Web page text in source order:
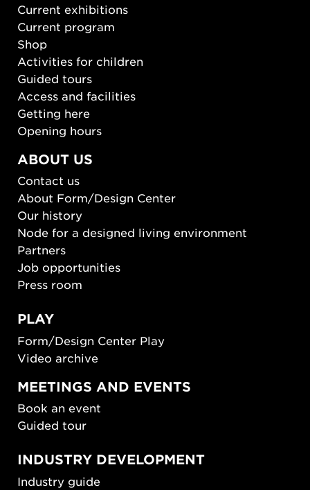
Current exhibitions
Current program
Shop
Activities for children
Guided tours
Access and facilities
Getting here
Opening hours
ABOUT US
Contact us
About Form/Design Center
Our history
Node for a designed living environment
Partners
Job opportunities
Press room
PLAY
Form/Design Center Play
Video archive
MEETINGS AND EVENTS
Book an event
Guided tour
INDUSTRY DEVELOPMENT
Industry guide